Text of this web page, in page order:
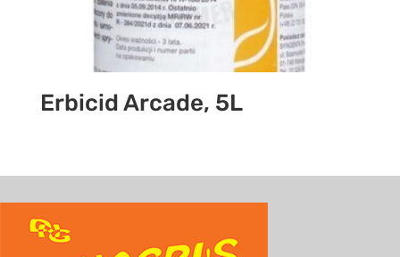
Erbicid Arcade, 5L